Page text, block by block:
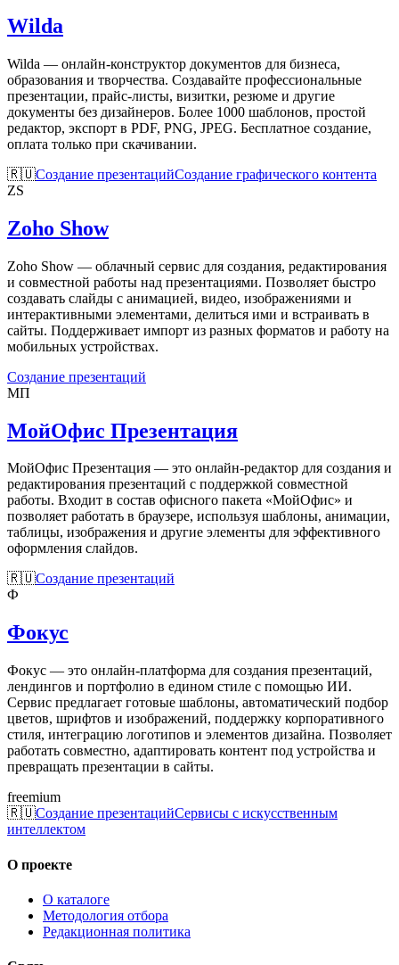
Wilda
Wilda — онлайн-конструктор документов для бизнеса,
образования и творчества. Создавайте профессиональные
презентации, прайс-листы, визитки, резюме и другие
документы без дизайнеров. Более 1000 шаблонов, простой
редактор, экспорт в PDF, PNG, JPEG. Бесплатное создание,
оплата только при скачивании.
🇷🇺Создание презентацийСоздание графического контента
ZS
Zoho Show
Zoho Show — облачный сервис для создания, редактирования
и совместной работы над презентациями. Позволяет быстро
создавать слайды с анимацией, видео, изображениями и
интерактивными элементами, делиться ими и встраивать в
сайты. Поддерживает импорт из разных форматов и работу на
мобильных устройствах.
Создание презентаций
МП
МойОфис Презентация
МойОфис Презентация — это онлайн-редактор для создания и
редактирования презентаций с поддержкой совместной
работы. Входит в состав офисного пакета «МойОфис» и
позволяет работать в браузере, используя шаблоны, анимации,
таблицы, изображения и другие элементы для эффективного
оформления слайдов.
🇷🇺Создание презентаций
Ф
Фокус
Фокус — это онлайн-платформа для создания презентаций,
лендингов и портфолио в едином стиле с помощью ИИ.
Сервис предлагает готовые шаблоны, автоматический подбор
цветов, шрифтов и изображений, поддержку корпоративного
стиля, интеграцию логотипов и элементов дизайна. Позволяет
работать совместно, адаптировать контент под устройства и
превращать презентации в сайты.
freemium
🇷🇺Создание презентацийСервисы с искусственным
интеллектом
О проекте
О каталоге
Методология отбора
Редакционная политика